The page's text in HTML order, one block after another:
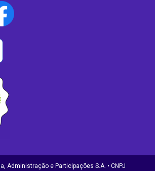
Administração e Participações S.A. • CNPJ